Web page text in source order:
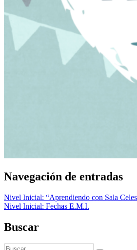
Navegación de entradas
Nivel Inicial: “Aprendiendo con Sala
Nivel Inicial: Fechas E.M.I.
Buscar